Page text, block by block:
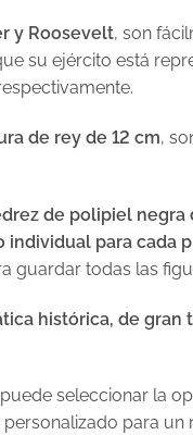
y Roosevelt, son
su ejército está
de rey de 12 cm,
de polipiel negra
para cada
guardar todas las
histórica, de gran
seleccionar la
para un